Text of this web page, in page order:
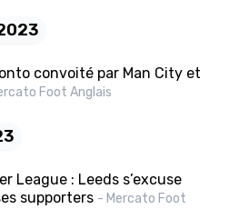
convoité par Man City et
Foot Anglais
League : Leeds s’excuse
supporters - Mercato Foot